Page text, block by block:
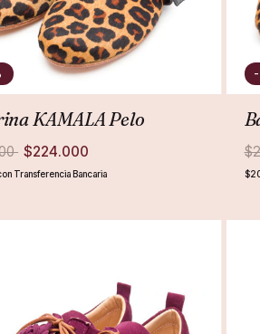
KAMALA Pelo
$224.000
Transferencia Bancaria